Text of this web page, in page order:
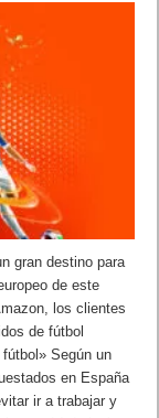
gran destino para
de este
los clientes
de fútbol
Según un
en España
ir a trabajar y